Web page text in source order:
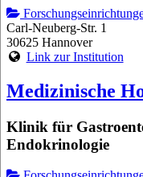
Carl-Neuberg-Str. 1
30625 Hannover
Link zur Institution
Medizinische
Klinik für
Endokrinologie